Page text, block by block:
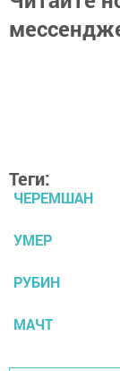
Теги:
ЧЕРЕМШАН
УМЕР
РУБИН
МАЧТ